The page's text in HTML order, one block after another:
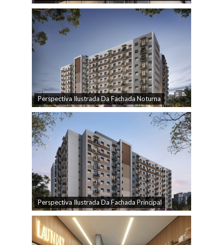
Perspectiva Ilustrada Da Fachada Noturna
Perspectiva Ilustrada Da Fachada Principal